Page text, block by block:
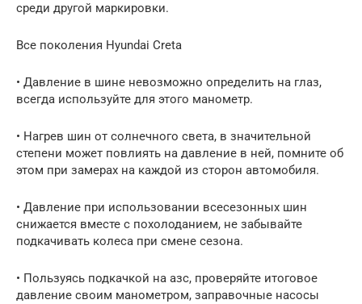
среди другой маркировки.
Все поколения Hyundai Creta
• Давление в шине невозможно определить на глаз,
всегда используйте для этого манометр.
• Нагрев шин от солнечного света, в значительной
степени может повлиять на давление в ней, помните об
этом при замерах на каждой из сторон автомобиля.
• Давление при использовании всесезонных шин
снижается вместе с похолоданием, не забывайте
подкачивать колеса при смене сезона.
• Пользуясь подкачкой на азс, проверяйте итоговое
давление своим манометром, заправочные насосы